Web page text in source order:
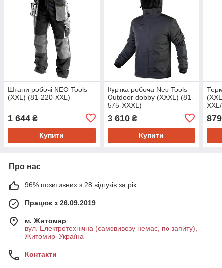
Штани робочі NEO Tools
(XXL) (81-220-XXL)
1 644 ₴
Купити
Куртка робоча Neo Tools
Outdoor dobby (XXXL) (81-
575-XXXL)
3 610₴
Купити
879
Про нас
96% позитивних з 28 відгуків за рік
Працює з 26.09.2019
м. Житомир
вул. Електротехнічна (самовивозу немає, по запиту),
Житомир, Україна
Контакти